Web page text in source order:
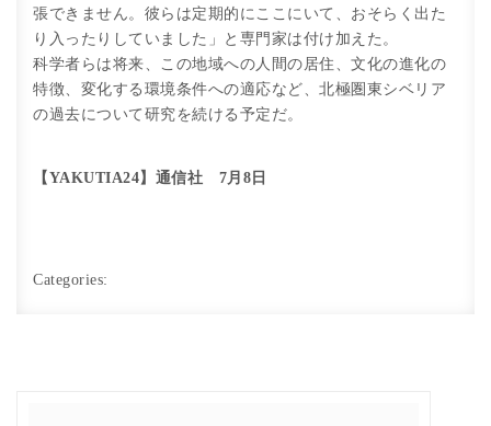
張できません。彼らは定期的にここにいて、おそらく出た
り入ったりしていました」と専門家は付け加えた。
科学者らは将来、この地域への人間の居住、文化の進化の
特徴、変化する環境条件への適応など、北極圏東シベリア
の過去について研究を続ける予定だ。
【YAKUTIA24】通信社 7月8日
Categories: